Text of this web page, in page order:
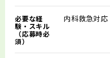
必要な経
験・スキル
（応募時必
須）
内科救急対応